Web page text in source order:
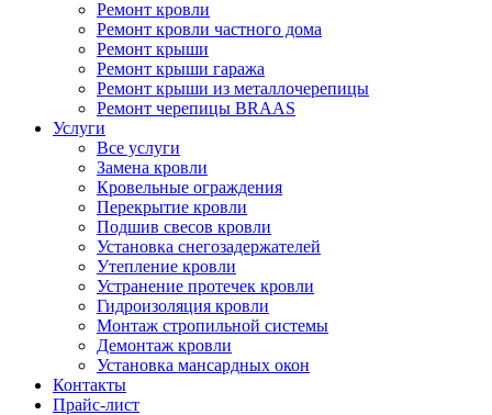
Ремонт кровли
Ремонт кровли частного дома
Ремонт крыши
Ремонт крыши гаража
Ремонт крыши из металлочерепицы
Ремонт черепицы BRAAS
Услуги
Все услуги
Замена кровли
Кровельные ограждения
Перекрытие кровли
Подшив свесов кровли
Установка снегозадержателей
Утепление кровли
Устранение протечек кровли
Гидроизоляция кровли
Монтаж стропильной системы
Демонтаж кровли
Установка мансардных окон
Контакты
Прайс-лист